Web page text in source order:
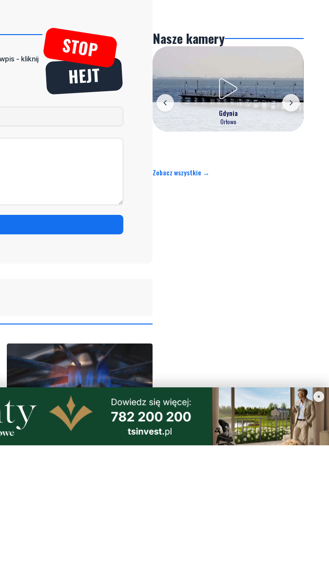
- kliknij
4
Gazowe przygotowania do zimy.
Polska lepiej wygląda niż inne kraje
Nasze kamery
Gdynia
Orłowo
Zobacz wszystkie →
×